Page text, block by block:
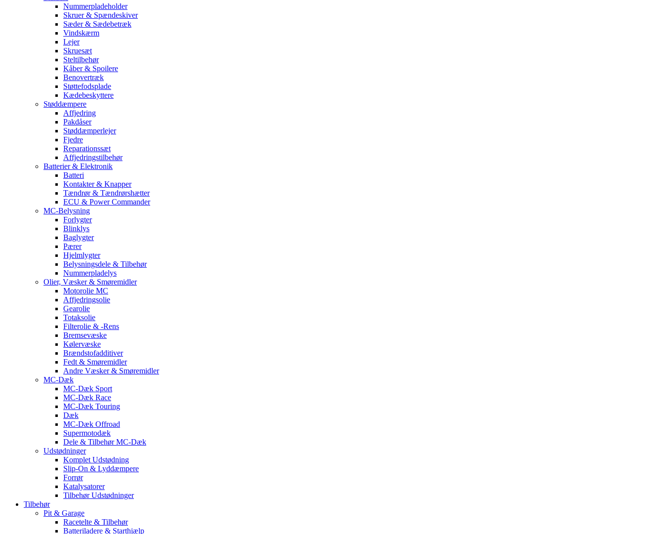
Nummerpladeholder
Skruer & Spændeskiver
Sæder & Sædebetræk
Vindskærm
Lejer
Skruesæt
Steltilbehør
Kåber & Spoilere
Benovertræk
Støttefodsplade
Kædebeskyttere
Støddæmpere
Affjedring
Pakdåser
Støddæmperlejer
Fjedre
Reparationssæt
Affjedringstilbehør
Batterier & Elektronik
Batteri
Kontakter & Knapper
Tændrør & Tændrørshætter
ECU & Power Commander
MC-Belysning
Forlygter
Blinklys
Baglygter
Pærer
Hjelmlygter
Belysningsdele & Tilbehør
Nummerpladelys
Olier, Væsker & Smøremidler
Motorolie MC
Affjedringsolie
Gearolie
Totaksolie
Filterolie & -Rens
Bremsevæske
Kølervæske
Brændstofadditiver
Fedt & Smøremidler
Andre Væsker & Smøremidler
MC-Dæk
MC-Dæk Sport
MC-Dæk Race
MC-Dæk Touring
Dæk
MC-Dæk Offroad
Supermotodæk
Dele & Tilbehør MC-Dæk
Udstødninger
Komplet Udstødning
Slip-On & Lyddæmpere
Forrør
Katalysatorer
Tilbehør Udstødninger
Tilbehør
Pit & Garage
Racetelte & Tilbehør
Batteriladere & Starthjælp